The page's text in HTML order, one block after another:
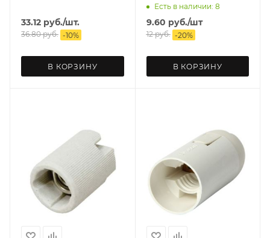
33.12 руб./шт.
36.80руб. -10%
В КОРЗИНУ
Есть в наличии: 8
9.60 руб./шт
12руб. -20%
В КОРЗИНУ